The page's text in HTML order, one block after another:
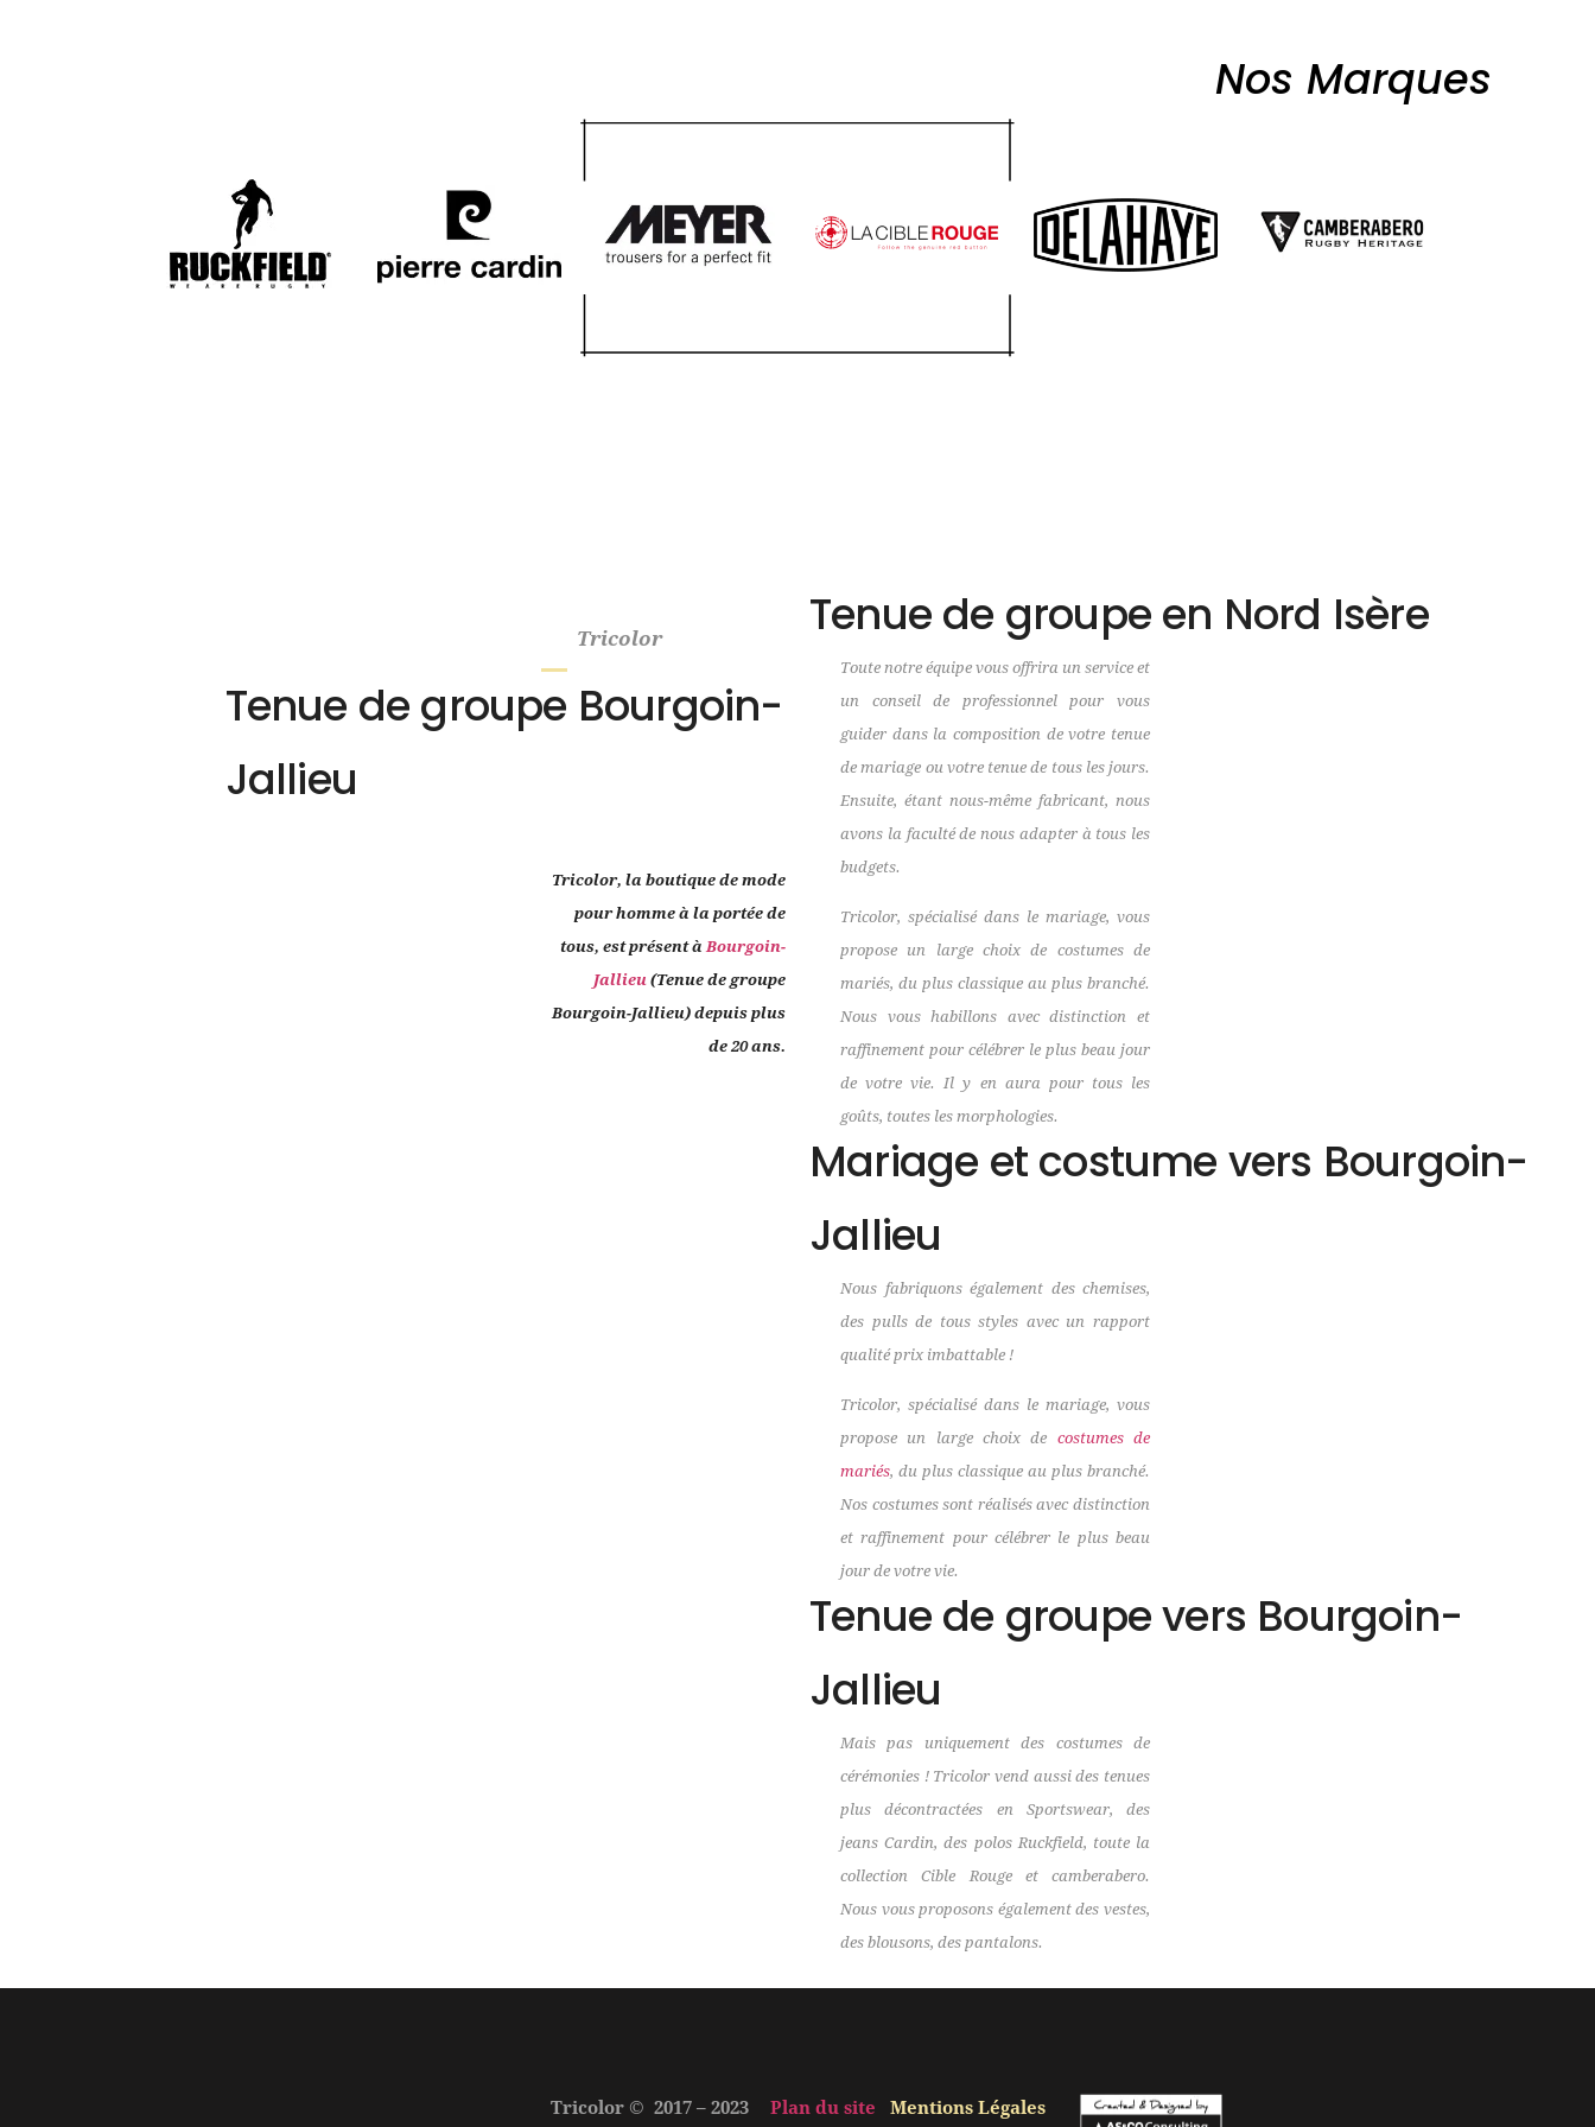
Nos Marques
Tenue de groupe en Nord Isère
Toute notre équipe vous offrira un service et
un conseil de professionnel pour vous
guider dans la composition de votre tenue
de mariage ou votre tenue de tous les jours.
Ensuite, étant nous-même fabricant, nous
avons la faculté de nous adapter à tous les
budgets.
Tricolor, spécialisé dans le mariage, vous
propose un large choix de costumes de
mariés, du plus classique au plus branché.
Nous vous habillons avec distinction et
raffinement pour célébrer le plus beau jour
de votre vie. Il y en aura pour tous les
goûts, toutes les morphologies.
Mariage et costume vers Bourgoin-
Jallieu
Nous fabriquons également des chemises,
des pulls de tous styles avec un rapport
qualité prix imbattable !
Tricolor, spécialisé dans le mariage, vous
propose un large choix de costumes de
mariés, du plus classique au plus branché.
Nos costumes sont réalisés avec distinction
et raffinement pour célébrer le plus beau
jour de votre vie.
Tenue de groupe vers Bourgoin-
Jallieu
Mais pas uniquement des costumes de
cérémonies ! Tricolor vend aussi des tenues
plus décontractées en Sportswear, des
jeans Cardin, des polos Ruckfield, toute la
collection Cible Rouge et camberabero.
Nous vous proposons également des vestes,
des blousons, des pantalons.
Tricolor
Tenue de groupe Bourgoin-
Jallieu
Tricolor, la boutique de mode
pour homme à la portée de
tous, est présent àBourgoin-
Jallieu (Tenue de groupe
Bourgoin-Jallieu) depuis plus
de 20 ans.
Tricolor © 2017 – 2023 Plan du site Mentions Légales